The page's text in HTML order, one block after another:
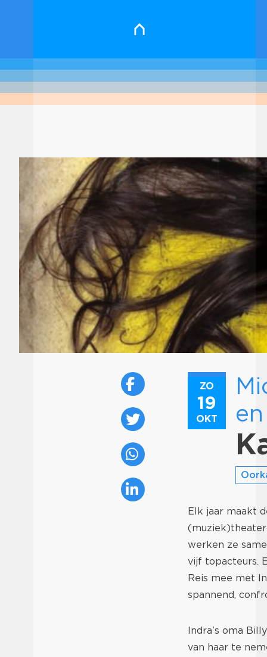
ZO
19
OKT
Elk jaar maakt
werken ze
vijf topacteurs.
Reis mee met
spannend,
Indra’s oma
van haar te